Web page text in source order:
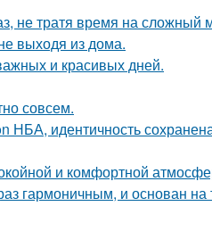
не тратя время на сложный
выходя из дома.
и красивых дней.
совсем.
НБА, идентичность
и комфортной
гармоничным, и основан на